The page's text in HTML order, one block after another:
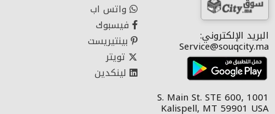
البريد الإلكتروني:
Service@souqcity.ma
1001 S. Main St. STE 600,
Kalispell, MT 59901 USA
واتس اب
فيسبوك
بينتيريست
تويتر
لينكدين